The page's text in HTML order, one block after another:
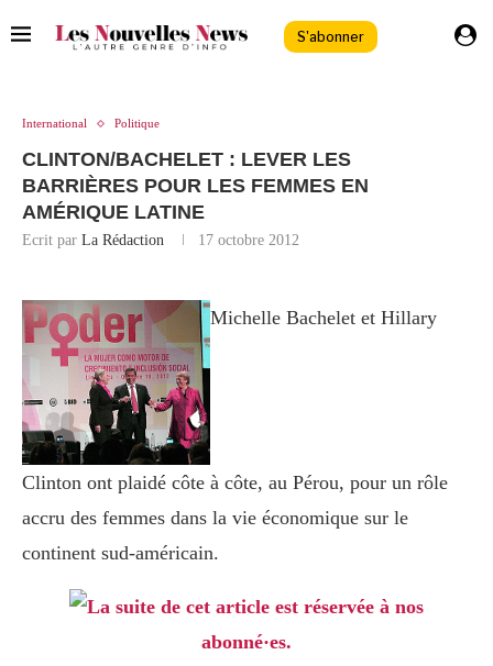
S'abonner
International Politique
CLINTON/BACHELET : LEVER LES
BARRIÈRES POUR LES FEMMES EN
AMÉRIQUE LATINE
Ecrit par La Rédaction 17 octobre 2012
Michelle Bachelet et Hillary
Clinton ont plaidé côte à côte, au Pérou, pour un rôle
accru des femmes dans la vie économique sur le
continent sud-américain.
La suite de cet article est réservée à nos
abonné·es.